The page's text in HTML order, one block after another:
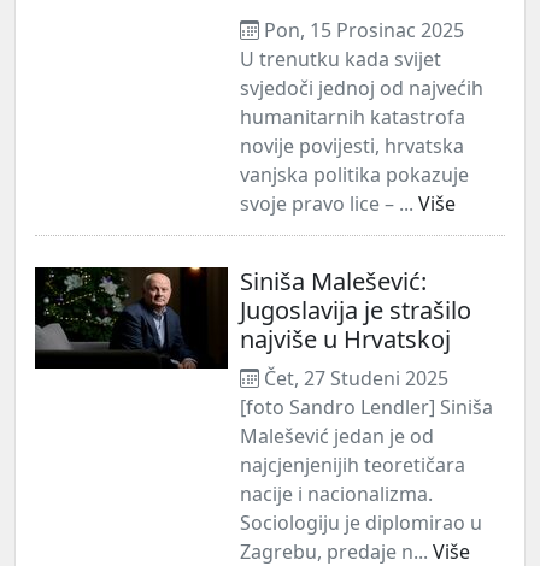
Pon, 15 Prosinac 2025
U trenutku kada svijet
svjedoči jednoj od najvećih
humanitarnih katastrofa
novije povijesti, hrvatska
vanjska politika pokazuje
svoje pravo lice – ... Više
Siniša Malešević:
Jugoslavija je strašilo
najviše u Hrvatskoj
Čet, 27 Studeni 2025
[foto Sandro Lendler] Siniša
Malešević jedan je od
najcjenjenijih teoretičara
nacije i nacionalizma.
Sociologiju je diplomirao u
Zagrebu, predaje n... Više